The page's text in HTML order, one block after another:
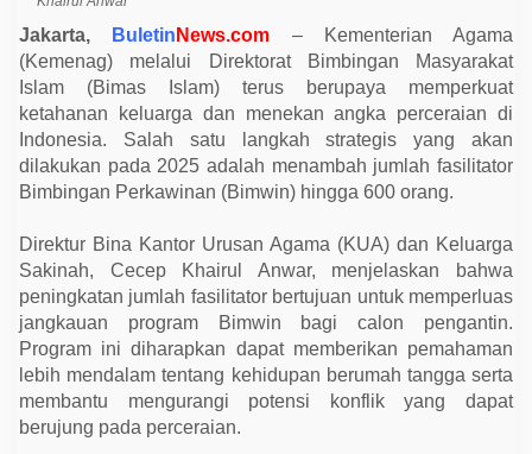
b
a
0
0
F
a
i
i
t
a
t
o
r
B
i
m
W
n
Jakarta, Buletin News.com – Kementerian Agama
(Kemenag) melalui Direktorat Bimbingan Masyarakat
Islam (Bimas Islam) terus berupaya memperkuat
ketahanan keluarga dan menekan angka perceraian di
Indonesia. Salah satu langkah strategis yang akan
dilakukan pada 2025 adalah menambah jumlah fasilitator
Bimbingan Perkawinan (Bimwin) hingga 600 orang.
Direktur Bina Kantor Urusan Agama (KUA) dan Keluarga
Sakinah, Cecep Khairul Anwar, menjelaskan bahwa
peningkatan jumlah fasilitator bertujuan untuk memperluas
jangkauan program Bimwin bagi calon pengantin.
Program ini diharapkan dapat memberikan pemahaman
lebih mendalam tentang kehidupan berumah tangga serta
membantu mengurangi potensi konflik yang dapat
berujung pada perceraian.